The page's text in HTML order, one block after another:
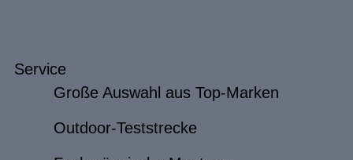
Service
Große Auswahl aus Top-Marken
Outdoor-Teststrecke